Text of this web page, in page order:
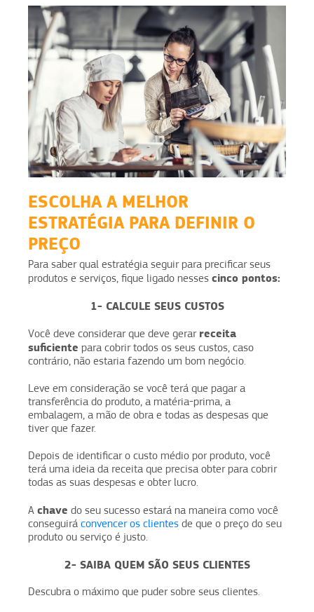
ESCOLHA A MELHOR
ESTRATÉGIA PARA DEFINIR O
PREÇO
Para saber qual estratégia seguir para precificar seus
produtos e serviços, fique ligado nesses cinco pontos:
1- CALCULE SEUS CUSTOS
Você deve considerar que deve gerar receita
suficiente para cobrir todos os seus custos, caso
contrário, não estaria fazendo um bom negócio.
Leve em consideração se você terá que pagar a
transferência do produto, a matéria-prima, a
embalagem, a mão de obra e todas as despesas que
tiver que fazer.
Depois de identificar o custo médio por produto, você
terá uma ideia da receita que precisa obter para cobrir
todas as suas despesas e obter lucro.
A chave do seu sucesso estará na maneira como você
conseguirá convencer os clientes de que o preço do seu
produto ou serviço é justo.
2- SAIBA QUEM SÃO SEUS CLIENTES
Descubra o máximo que puder sobre seus clientes.